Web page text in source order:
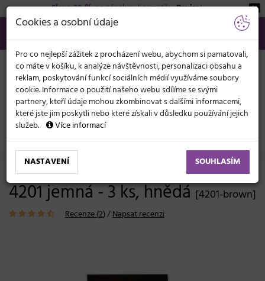
Sleva 20 %na pánskou kosmetikuBeviro!
566 440 099
info@svetkadernictvi.cz
Po−pá: 8−17
Vše o nákupu Kč
KATEGORIE
MENU
Kadeřnické potřeby Síťky na vlasy
Síťka na vlasy s gumičkou Duko
4201 jemná - 3 ks, hnědá [4201-brown]
Recenze (2)/Napsat recenzi
Cookies a osobní údaje
Pro co nejlepší zážitek z procházení webu, abychom si pamatovali,
co máte v košíku, k analýze návštěvnosti, personalizaci obsahu a
reklam, poskytování funkcí sociálních médií využíváme soubory
cookie. Informace o použití našeho webu sdílíme se svými
partnery, kteří údaje mohou zkombinovat s dalšími informacemi,
které jste jim poskytli nebo které získali v důsledku používání jejich
služeb.
Více informací
NASTAVENÍ SOUHLASÍM